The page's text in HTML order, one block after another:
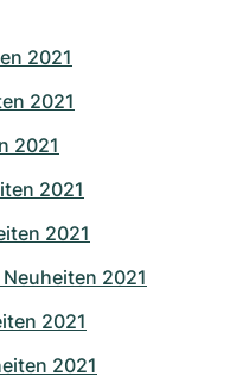
2021
2021
2021
2021
2021
2021
2021
2021